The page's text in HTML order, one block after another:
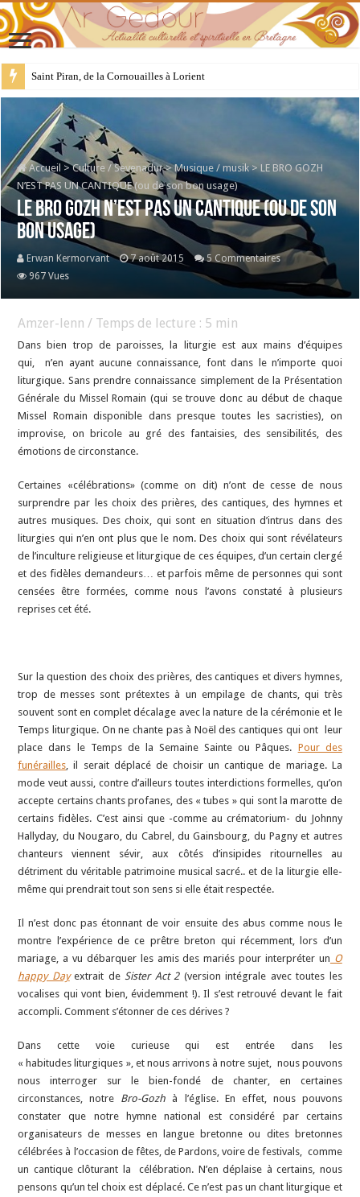
28 juillet : Saint Samson de Dol, père de la Bretagne chrétienne
Accueil > Culture / Sevenadur > Musique / musik > LE BRO GOZH
N’EST PAS UN CANTIQUE (ou de son bon usage)
LE BRO GOZH N’EST PAS UN CANTIQUE (ou de son
bon usage)
Erwan Kermorvant 7 août 2015
5 Commentaires
967 Vues
Amzer-lenn / Temps de lecture : 5 min
Dans bien trop de paroisses, la liturgie est aux mains d’équipes
qui, n’en ayant aucune connaissance, font dans le n’importe quoi
liturgique. Sans prendre connaissance simplement de la Présentation
Générale du Missel Romain (qui se trouve donc au début de chaque
Missel Romain disponible dans presque toutes les sacristies), on
improvise, on bricole au gré des fantaisies, des sensibilités, des
émotions de circonstance.
Certaines «célébrations» (comme on dit) n’ont de cesse de nous
surprendre par les choix des prières, des cantiques, des hymnes et
autres musiques. Des choix, qui sont en situation d’intrus dans des
liturgies qui n’en ont plus que le nom. Des choix qui sont révélateurs
de l’inculture religieuse et liturgique de ces équipes, d’un certain clergé
et des fidèles demandeurs… et parfois même de personnes qui sont
censées être formées, comme nous l’avons constaté à plusieurs
reprises cet été.
Sur la question des choix des prières, des cantiques et divers hymnes,
trop de messes sont prétextes à un empilage de chants, qui très
souvent sont en complet décalage avec la nature de la cérémonie et le
Temps liturgique. On ne chante pas à Noël des cantiques qui ont leur
place dans le Temps de la Semaine Sainte ou Pâques. Pour des
funérailles , il serait déplacé de choisir un cantique de mariage. La
mode veut aussi, contre d’ailleurs toutes interdictions formelles, qu’on
accepte certains chants profanes, des « tubes » qui sont la marotte de
certains fidèles. C’est ainsi que -comme au crématorium- du Johnny
Hallyday, du Nougaro, du Cabrel, du Gainsbourg, du Pagny et autres
chanteurs viennent sévir, aux côtés d’insipides ritournelles au
détriment du véritable patrimoine musical sacré.. et de la liturgie elle-
même qui prendrait tout son sens si elle était respectée.
Il n’est donc pas étonnant de voir ensuite des abus comme nous le
montre l’expérience de ce prêtre breton qui récemment, lors d’un
mariage, a vu débarquer les amis des mariés pour interpréter un O
happy Dayextrait deSister Act 2(version intégrale avec toutes les
vocalises qui vont bien, évidemment !). Il s’est retrouvé devant le fait
accompli. Comment s’étonner de ces dérives ?
Dans cette voie curieuse qui est entrée dans les
« habitudes liturgiques », et nous arrivons à notre sujet, nous pouvons
nous interroger sur le bien-fondé de chanter, en certaines
circonstances, notre Bro-Gozh à l’église. En effet, nous pouvons
constater que notre hymne national est considéré par certains
organisateurs de messes en langue bretonne ou dites bretonnes
célébrées à l’occasion de fêtes, de Pardons, voire de festivals, comme
un cantique clôturant la célébration. N’en déplaise à certains, nous
pensons qu’un tel choix est déplacé. Ce n’est pas un chant liturgique et